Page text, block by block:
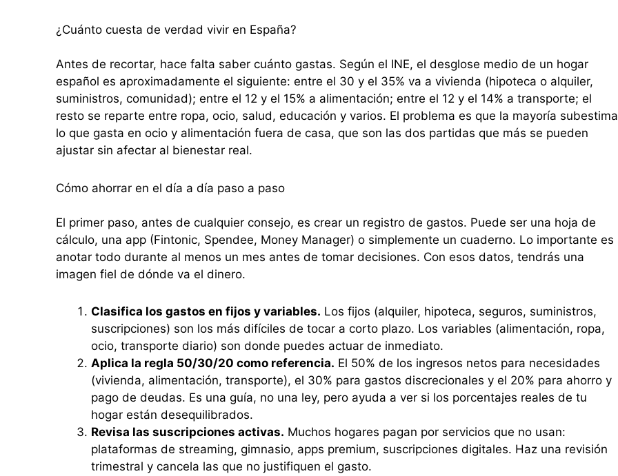
¿Cuánto cuesta de verdad vivir en España?
Antes de recortar, hace falta saber cuánto gastas. Según el INE, el desglose medio de un hogar
español es aproximadamente el siguiente: entre el 30 y el 35% va a vivienda (hipoteca o alquiler,
suministros, comunidad); entre el 12 y el 15% a alimentación; entre el 12 y el 14% a transporte; el
resto se reparte entre ropa, ocio, salud, educación y varios. El problema es que la mayoría subestima
lo que gasta en ocio y alimentación fuera de casa, que son las dos partidas que más se pueden
ajustar sin afectar al bienestar real.
Cómo ahorrar en el día a día paso a paso
El primer paso, antes de cualquier consejo, es crear un registro de gastos. Puede ser una hoja de
cálculo, una app (Fintonic, Spendee, Money Manager) o simplemente un cuaderno. Lo importante es
anotar todo durante al menos un mes antes de tomar decisiones. Con esos datos, tendrás una
imagen fiel de dónde va el dinero.
Clasifica los gastos en fijos y variables. Los fijos (alquiler, hipoteca, seguros, suministros,
suscripciones) son los más difíciles de tocar a corto plazo. Los variables (alimentación, ropa,
ocio, transporte diario) son donde puedes actuar de inmediato.
Aplica la regla 50/30/20 como referencia. El 50% de los ingresos netos para necesidades
(vivienda, alimentación, transporte), el 30% para gastos discrecionales y el 20% para ahorro y
pago de deudas. Es una guía, no una ley, pero ayuda a ver si los porcentajes reales de tu
hogar están desequilibrados.
Revisa las suscripciones activas. Muchos hogares pagan por servicios que no usan:
plataformas de streaming, gimnasio, apps premium, suscripciones digitales. Haz una revisión
trimestral y cancela las que no justifiquen el gasto.